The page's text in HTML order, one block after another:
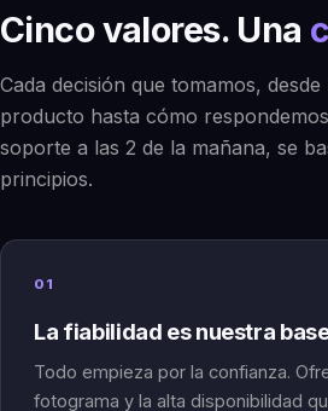
Cinco valores. Una
Cada decisión que tomamos,
producto hasta cómo
soporte a las 2 de la mañana, se
principios.
01
La fiabilidad es nuestra
Todo empieza por la confianza.
fotograma y la alta disponibilidad